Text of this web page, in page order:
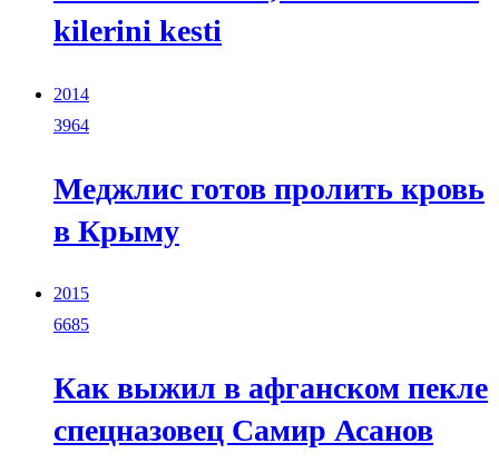
kilerini kesti
2014
3964
Меджлис готов пролить кровь
в Крыму
2015
6685
Как выжил в афганском пекле
спецназовец Самир Асанов